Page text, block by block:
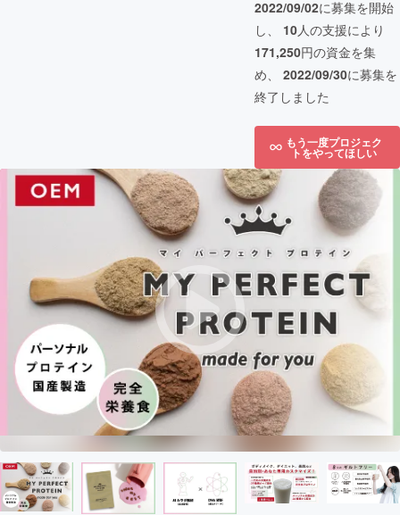
2022/09/02に募集を開始
し、 10人の支援により
171,250円の資金を集
め、 2022/09/30に募集を
終了しました
もう一度プロジェク
トをやってほしい